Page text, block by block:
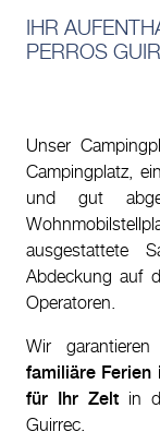
IHR
PERROS
Unser
Campingplatz, ein
und gut
ausgestattete
Abdeckung auf
Operatoren.
Wir
familiäre Ferien
für Ihr Zelt in
Guirrec.